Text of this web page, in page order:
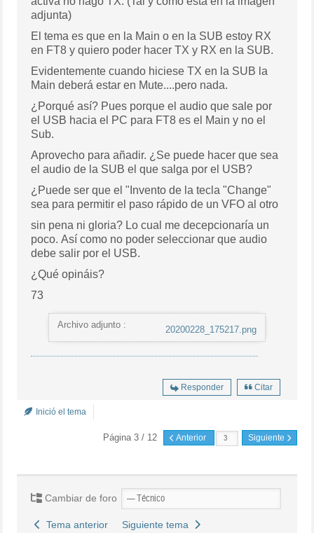
adjunta)
El tema es que en la Main o en la SUB estoy RX
en FT8 y quiero poder hacer TX y RX en la SUB.
Evidentemente cuando hiciese TX en la SUB la
Main deberá estar en Mute....pero nada.
¿Porqué así? Pues porque el audio que sale por
el USB hacia el PC para FT8 es el Main y no el
Sub.
Aprovecho para añadir. ¿Se puede hacer que sea
el audio de la SUB el que salga por el USB?
¿Puede ser que el "Invento de la tecla "Change"
sea para permitir el paso rápido de un VFO al otro
sin pena ni gloria? Lo cual me decepcionaría un
poco. Así como no poder seleccionar que audio
debe salir por el USB.
¿Qué opináis?
73
Archivo adjunto : 20200228_175217.png
Responder Citar
Inició el tema
Página 3 / 12 Anterior Siguiente
Cambiar de foro
Tema anterior Siguiente tema